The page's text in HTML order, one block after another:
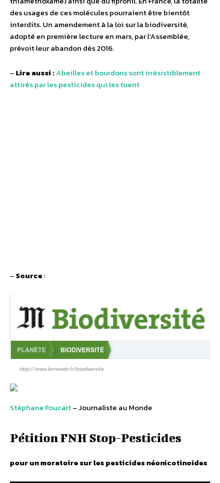
des usages de ces molécules pourraient être bientôt
interdits. Un amendement à la loi sur la biodiversité,
adopté en première lecture en mars, par l’Assemblée,
prévoit leur abandon dès 2016.
– Lire aussi :Abeilles et bourdons sont irrésistiblement
attirés par les pesticides qui les tuent
– Source:
http://www.lemonde.fr/biodiversite
Stéphane Foucart– Journaliste au Monde
Pétition FNH Stop-Pesticides
pour un moratoire sur les pesticides néonicotinoides